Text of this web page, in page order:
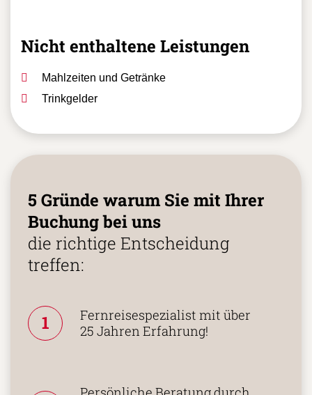
Nicht enthaltene Leistungen
Mahlzeiten und Getränke
Trinkgelder
5 Gründe warum Sie mit Ihrer
Buchung bei uns
die richtige Entscheidung
treffen:
1
Fernreisespezialist mit über
25 Jahren Erfahrung!